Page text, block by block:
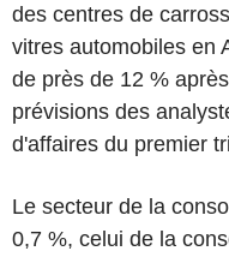
des centres de
vitres automobiles en
de près de 12 %
prévisions des
d'affaires du premier
Le secteur de la
0,7 %, celui de la